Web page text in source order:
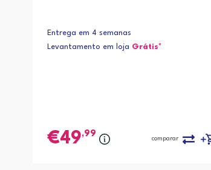
Entrega em 4 semanas
Levantamento em loja Grátis*
49,99
comparar